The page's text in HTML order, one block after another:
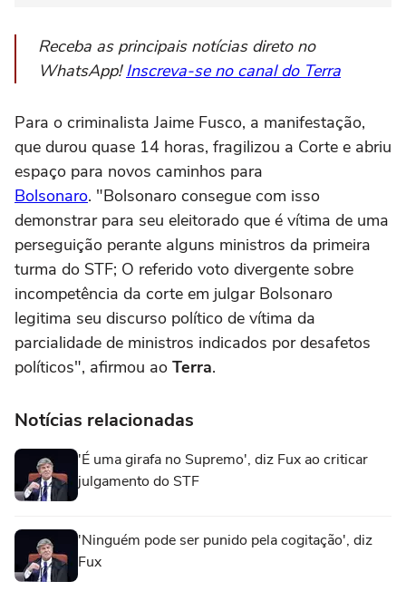
Receba as principais notícias direto no
WhatsApp!Inscreva-se no canal do Terra
Para o criminalista Jaime Fusco, a manifestação,
que durou quase 14 horas, fragilizou a Corte e abriu
espaço para novos caminhos para
Bolsonaro. "Bolsonaro consegue com isso
demonstrar para seu eleitorado que é vítima de uma
perseguição perante alguns ministros da primeira
turma do STF; O referido voto divergente sobre
incompetência da corte em julgar Bolsonaro
legitima seu discurso político de vítima da
parcialidade de ministros indicados por desafetos
políticos", afirmou ao Terra.
Notícias relacionadas
'É uma girafa no Supremo', diz Fux ao criticar
julgamento do STF
'Ninguém pode ser punido pela cogitação', diz
Fux